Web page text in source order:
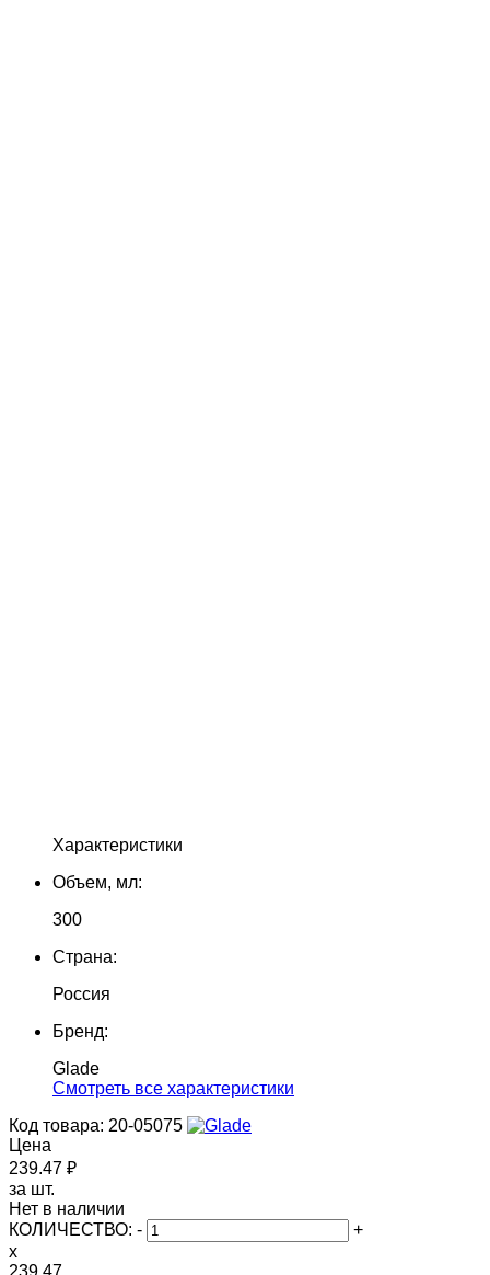
Характеристики
Объем, мл:
300
Страна:
Россия
Бренд:
Glade
Cмотреть все характеристики
Код товара: 20-05075
Цена
239.47 ₽
за шт.
Нет в наличии
КОЛИЧЕСТВО: -
+
x
239.47